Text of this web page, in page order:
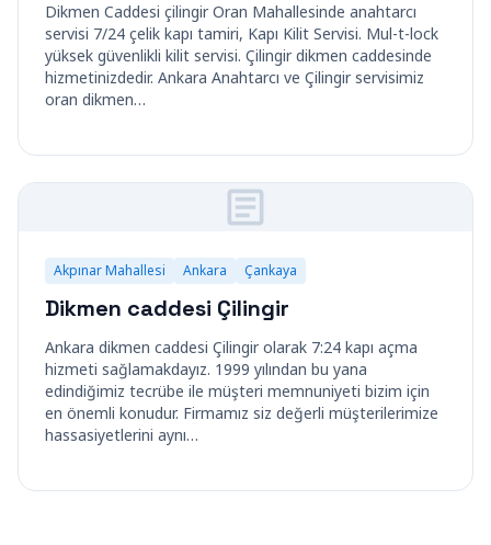
Dikmen Caddesi çilingir Oran Mahallesinde anahtarcı
servisi 7/24 çelik kapı tamiri, Kapı Kilit Servisi. Mul-t-lock
yüksek güvenlikli kilit servisi. Çilingir dikmen caddesinde
hizmetinizdedir. Ankara Anahtarcı ve Çilingir servisimiz
oran dikmen…
Akpınar Mahallesi Ankara Çankaya
Dikmen caddesi Çilingir
Ankara dikmen caddesi Çilingir olarak 7:24 kapı açma
hizmeti sağlamakdayız. 1999 yılından bu yana
edindiğimiz tecrübe ile müşteri memnuniyeti bizim için
en önemli konudur. Firmamız siz değerli müşterilerimize
hassasiyetlerini aynı…